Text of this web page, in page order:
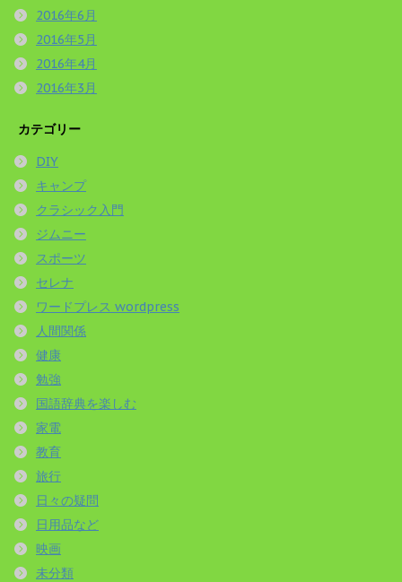
2016年6月
2016年5月
2016年4月
2016年3月
カテゴリー
DIY
キャンプ
クラシック入門
ジムニー
スポーツ
セレナ
ワードプレス wordpress
人間関係
健康
勉強
国語辞典を楽しむ
家電
教育
旅行
日々の疑問
日用品など
映画
未分類